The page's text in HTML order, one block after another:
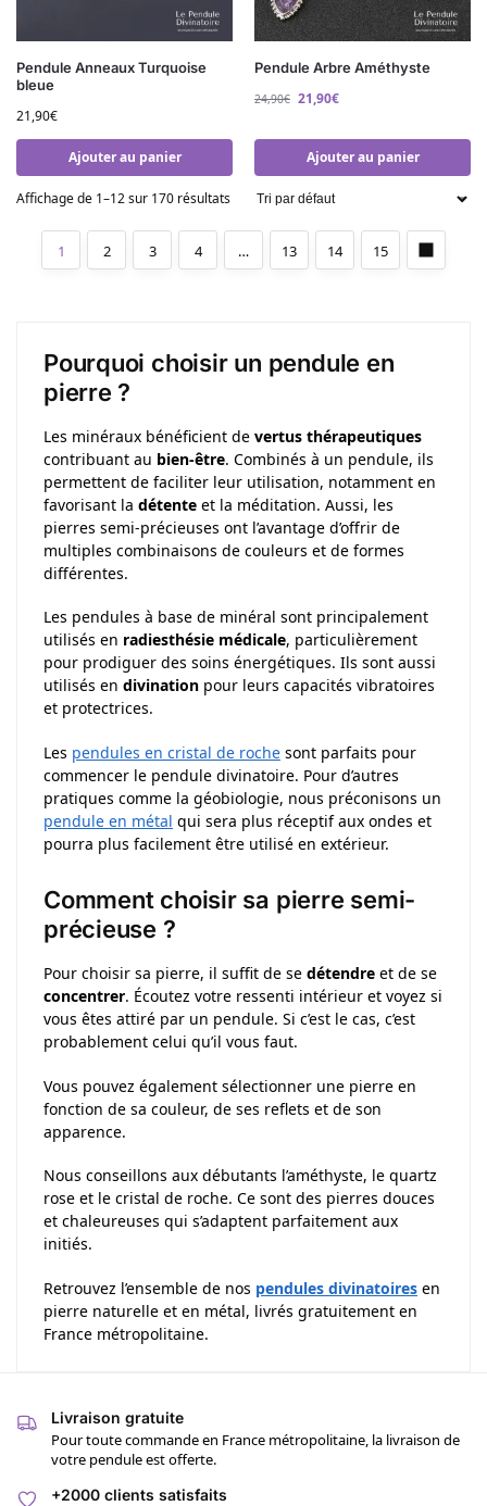
Pendule Anneaux Turquoise
bleue
21,90€
Ajouter au panier
Pendule Arbre Améthyste
24,90€ 21,90€
Ajouter au panier
Affichage de 1–12 sur 170 résultats
1 2 3 4 … 13 14 15
Pourquoi choisir un pendule en
pierre ?
Les minéraux bénéficient de vertus thérapeutiques
contribuant au bien-être. Combinés à un pendule, ils
permettent de faciliter leur utilisation, notamment en
favorisant la détente et la méditation. Aussi, les
pierres semi-précieuses ont l’avantage d’offrir de
multiples combinaisons de couleurs et de formes
différentes.
Les pendules à base de minéral sont principalement
utilisés en radiesthésie médicale, particulièrement
pour prodiguer des soins énergétiques. Ils sont aussi
utilisés en divination pour leurs capacités vibratoires
et protectrices.
Les pendules en cristal de roche sont parfaits pour
commencer le pendule divinatoire. Pour d’autres
pratiques comme la géobiologie, nous préconisons un
pendule en métal qui sera plus réceptif aux ondes et
pourra plus facilement être utilisé en extérieur.
Comment choisir sa pierre semi-
précieuse ?
Pour choisir sa pierre, il suffit de se détendre et de se
concentrer. Écoutez votre ressenti intérieur et voyez si
vous êtes attiré par un pendule. Si c’est le cas, c’est
probablement celui qu’il vous faut.
Vous pouvez également sélectionner une pierre en
fonction de sa couleur, de ses reflets et de son
apparence.
Nous conseillons aux débutants l’améthyste, le quartz
rose et le cristal de roche. Ce sont des pierres douces
et chaleureuses qui s’adaptent parfaitement aux
initiés.
Retrouvez l’ensemble de nos pendules divinatoires en
pierre naturelle et en métal, livrés gratuitement en
France métropolitaine.
Livraison gratuite
Pour toute commande en France métropolitaine, la livraison de
votre pendule est offerte.
+2000 clients satisfaits